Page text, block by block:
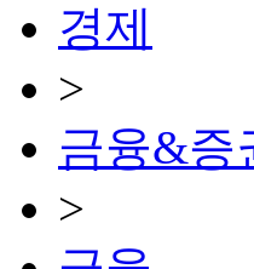
경제
>
금융&증
>